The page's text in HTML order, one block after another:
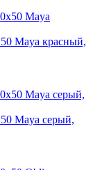
Maya красный,
Maya серый,